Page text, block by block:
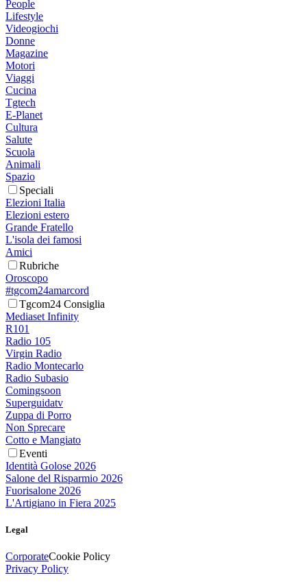
People
Lifestyle
Videogiochi
Donne
Magazine
Motori
Viaggi
Cucina
Tgtech
E-Planet
Cultura
Salute
Scuola
Animali
Spazio
Speciali
Elezioni Italia
Elezioni estero
Grande Fratello
L'isola dei famosi
Amici
Rubriche
Oroscopo
#tgcom24amarcord
Tgcom24 Consiglia
Mediaset Infinity
R101
Radio 105
Virgin Radio
Radio Montecarlo
Radio Subasio
Comingsoon
Superguidatv
Zuppa di Porro
Non Sprecare
Cotto e Mangiato
Eventi
Identità Golose 2026
Salone del Risparmio 2026
Fuorisalone 2026
L'Artigiano in Fiera 2025
Legal
CorporateCookie Policy
Privacy Policy